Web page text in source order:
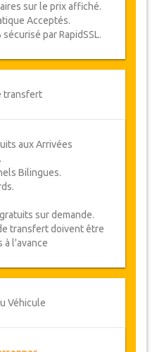
sur le prix affiché.
Acceptés.
par RapidSSL.
transfert
aux Arrivées
Bilingues.
sur demande.
transfert doivent être
à l'avance
Véhicule